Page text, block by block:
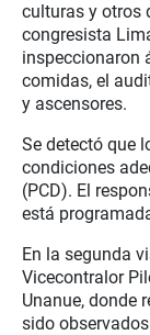
culturas y otros
congresista
inspeccionaron
comidas, el
y ascensores.
Se detectó que
condiciones
(PCD). El
está
En la segunda
Vicecontralor
Unanue, donde
sido